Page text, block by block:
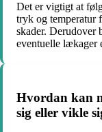
Det er vigtigt at
tryk og temperatur
skader. Derudover
eventuelle lækager
Hvordan kan
sig eller vikle